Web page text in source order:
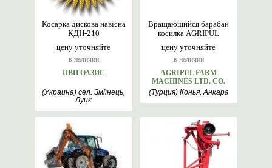
цену уточняйте
в наличии
Косарка дискова навісна
КДН-210
ПВП ОАЗИС
(Украина) сел. Зміїнець,
Луцк
цену уточняйте
в наличии
Вращающийся барабан
косилка AGRIPUL
AGRIPUL FARM
MACHINES LTD. CO.
(Турция) Конья, Анкара